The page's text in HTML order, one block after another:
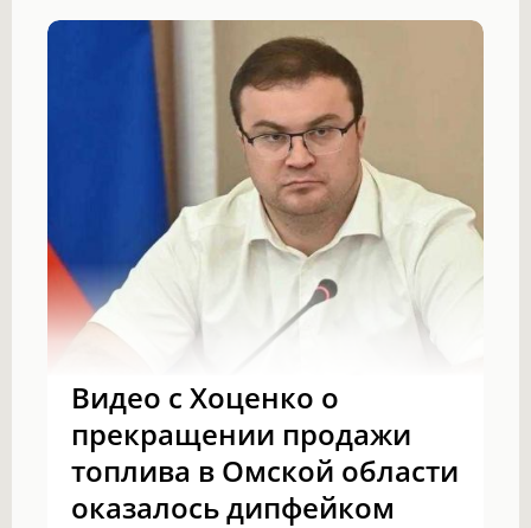
Видео с Хоценко о
прекращении продажи
топлива в Омской области
оказалось дипфейком